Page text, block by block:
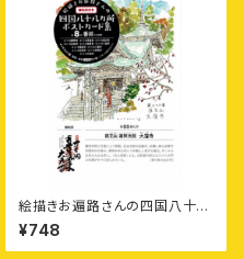
絵描きお遍路さんの四国八十八
カ所御朱印付きポストカード集
〈第8集〉香川11カ寺
¥748